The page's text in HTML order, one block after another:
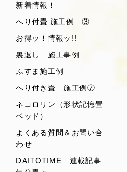
新着情報！
へり付畳 施工例 ③
お得ッ！情報ッ!!
裏返し 施工事例
ふすま施工例
へり付き畳 施工例⑦
ネコロリン（形状記憶畳
ベッド）
よくある質問＆お問い合
わせ
DAITOTIME 連載記事